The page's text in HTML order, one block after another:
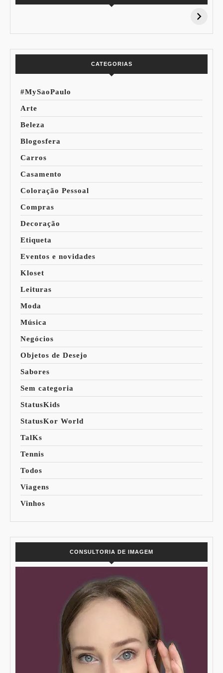
15% de
Pessoal: Os
CATEGORIAS
#MySaoPaulo
Arte
Beleza
Blogosfera
Carros
Casamento
Coloração Pessoal
Compras
Decoração
Etiqueta
Eventos e novidades
Kloset
Leituras
Moda
Música
Negócios
Objetos de Desejo
Sabores
Sem categoria
StatusKids
StatusKor World
TalKs
Tennis
Todos
Viagens
Vinhos
CONSULTORIA DE IMAGEM